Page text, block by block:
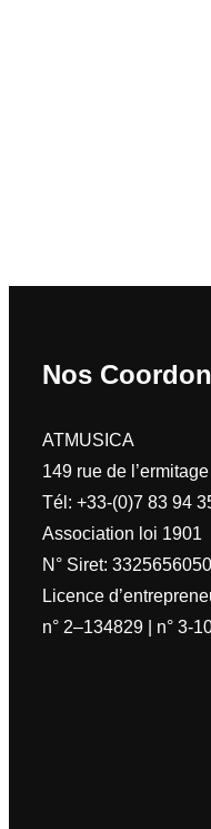
Nos
ATMUSICA
149 rue de
Tél: +33-(0)7 83 94
Association loi 1901
N° Siret:
Licence
n° 2–134829 | n° 3-